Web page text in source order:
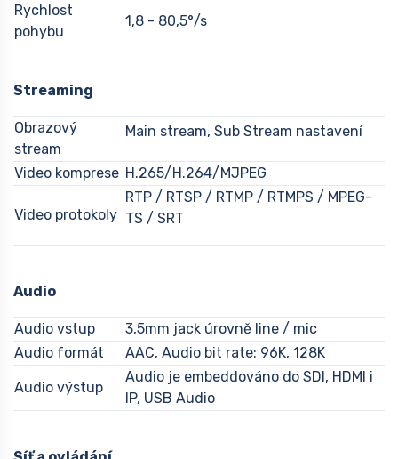
Rychlost
pohybu
1,8 - 80,5°/s
Streaming
Obrazový
stream
Main stream, Sub Stream nastavení
Video komprese H.265/H.264/MJPEG
Video protokoly
RTP / RTSP / RTMP / RTMPS / MPEG-
TS / SRT
Audio
Audio vstup
3,5mm jack úrovně line / mic
Audio formát
AAC, Audio bit rate: 96K, 128K
Audio výstup
Audio je embeddováno do SDI, HDMI i
IP, USB Audio